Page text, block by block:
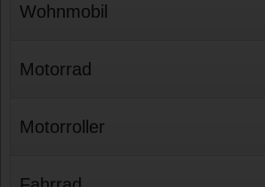
Wohnmobil
Motorrad
Motorroller